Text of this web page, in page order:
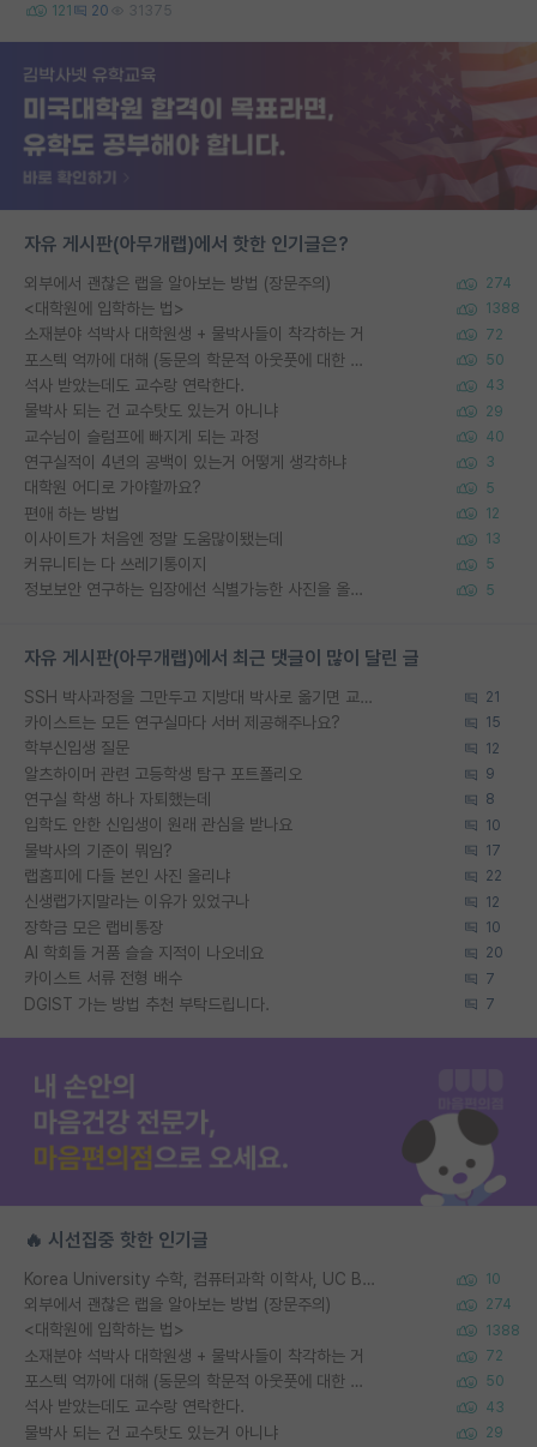
121 20 31375
자유 게시판(아무개랩)에서 핫한 인기글은?
외부에서 괜찮은 랩을 알아보는 방법 (장문주의) 274
<대학원에 입학하는 법> 1388
소재분야 석박사 대학원생 + 물박사들이 착각하는 거 72
포스텍 억까에 대해 (동문의 학문적 아웃풋에 대한 반박) 50
석사 받았는데도 교수랑 연락한다. 43
물박사 되는 건 교수탓도 있는거 아니냐 29
교수님이 슬럼프에 빠지게 되는 과정 40
연구실적이 4년의 공백이 있는거 어떻게 생각하냐 3
대학원 어디로 가야할까요? 5
편애 하는 방법 12
이사이트가 처음엔 정말 도움많이됐는데 13
커뮤니티는 다 쓰레기통이지 5
정보보안 연구하는 입장에선 식별가능한 사진을 올리는건 비추이긴함 5
자유 게시판(아무개랩)에서 최근 댓글이 많이 달린 글
SSH 박사과정을 그만두고 지방대 박사로 옮기면 교수의 꿈은 끝일까요? 21
카이스트는 모든 연구실마다 서버 제공해주나요? 15
학부신입생 질문 12
알츠하이머 관련 고등학생 탐구 포트폴리오 9
연구실 학생 하나 자퇴했는데 8
입학도 안한 신입생이 원래 관심을 받나요 10
물박사의 기준이 뭐임? 17
랩홈피에 다들 본인 사진 올리냐 22
신생랩가지말라는 이유가 있었구나 12
장학금 모은 랩비통장 10
AI 학회들 거품 슬슬 지적이 나오네요 20
카이스트 서류 전형 배수 7
DGIST 가는 방법 추천 부탁드립니다. 7
🔥 시선집중 핫한 인기글
Korea University 수학, 컴퓨터과학 이학사, UC Berkeley 산업공학 대학원 공학박사가 되는 것은 쉽지 않겠죠? 10
외부에서 괜찮은 랩을 알아보는 방법 (장문주의) 274
<대학원에 입학하는 법> 1388
소재분야 석박사 대학원생 + 물박사들이 착각하는 거 72
포스텍 억까에 대해 (동문의 학문적 아웃풋에 대한 반박) 50
석사 받았는데도 교수랑 연락한다. 43
물박사 되는 건 교수탓도 있는거 아니냐 29